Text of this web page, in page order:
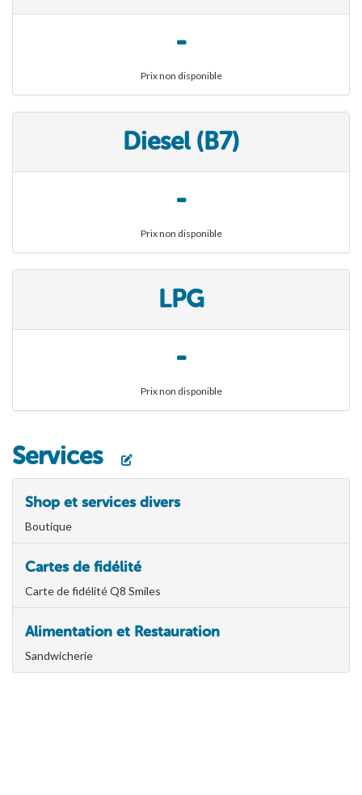
-
Prix non disponible
Diesel (B7)
-
Prix non disponible
LPG
-
Prix non disponible
Services
Shop et services divers
Boutique
Cartes de fidélité
Carte de fidélité Q8 Smiles
Alimentation et Restauration
Sandwicherie